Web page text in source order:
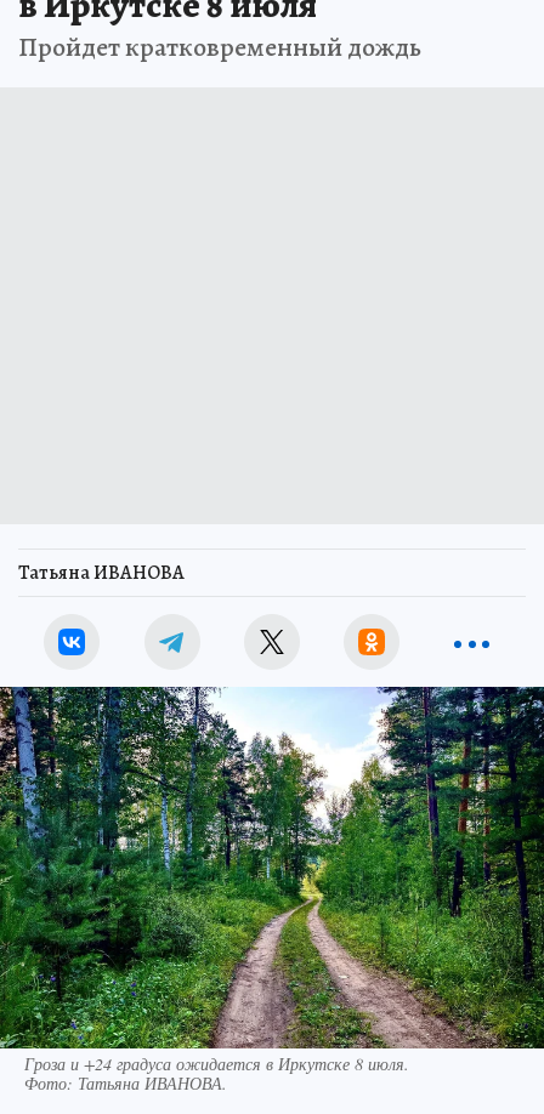
Пройдет кратковременный дождь
Татьяна ИВАНОВА
Гроза и +24 градуса ожидается в Иркутске 8 июля.
Фото: Татьяна ИВАНОВА.